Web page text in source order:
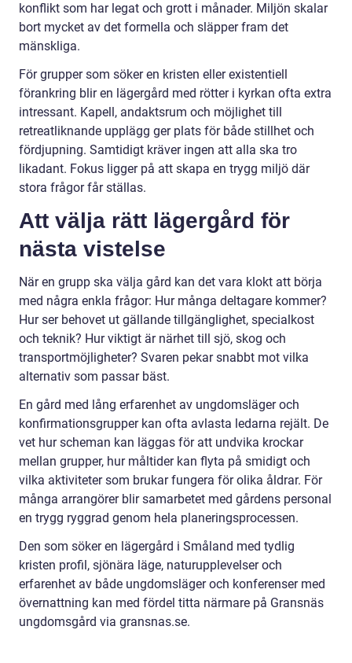
konflikt som har legat och grott i månader. Miljön skalar
bort mycket av det formella och släpper fram det
mänskliga.
För grupper som söker en kristen eller existentiell
förankring blir en lägergård med rötter i kyrkan ofta extra
intressant. Kapell, andaktsrum och möjlighet till
retreatliknande upplägg ger plats för både stillhet och
fördjupning. Samtidigt kräver ingen att alla ska tro
likadant. Fokus ligger på att skapa en trygg miljö där
stora frågor får ställas.
Att välja rätt lägergård för
nästa vistelse
När en grupp ska välja gård kan det vara klokt att börja
med några enkla frågor: Hur många deltagare kommer?
Hur ser behovet ut gällande tillgänglighet, specialkost
och teknik? Hur viktigt är närhet till sjö, skog och
transportmöjligheter? Svaren pekar snabbt mot vilka
alternativ som passar bäst.
En gård med lång erfarenhet av ungdomsläger och
konfirmationsgrupper kan ofta avlasta ledarna rejält. De
vet hur scheman kan läggas för att undvika krockar
mellan grupper, hur måltider kan flyta på smidigt och
vilka aktiviteter som brukar fungera för olika åldrar. För
många arrangörer blir samarbetet med gårdens personal
en trygg ryggrad genom hela planeringsprocessen.
Den som söker en lägergård i Småland med tydlig
kristen profil, sjönära läge, naturupplevelser och
erfarenhet av både ungdomsläger och konferenser med
övernattning kan med fördel titta närmare på Gransnäs
ungdomsgård via gransnas.se.